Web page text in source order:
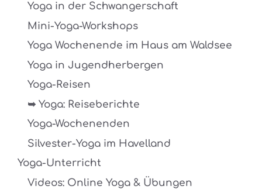
Yoga in der Schwangerschaft
Mini-Yoga-Workshops
Yoga Wochenende im Haus am Waldsee
Yoga in Jugendherbergen
Yoga-Reisen
➥ Yoga: Reiseberichte
Yoga-Wochenenden
Silvester-Yoga im Havelland
Yoga-Unterricht
Videos: Online Yoga & Übungen